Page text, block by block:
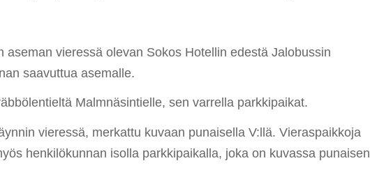
vieressä olevan Sokos Hotellin edestä Jalobussin
saavuttua asemalle.
Malmnäsintielle, sen varrella parkkipaikat.
vieressä, merkattu kuvaan punaisella V:llä. Vieraspaikkoja
henkilökunnan isolla parkkipaikalla, joka on kuvassa punaisen